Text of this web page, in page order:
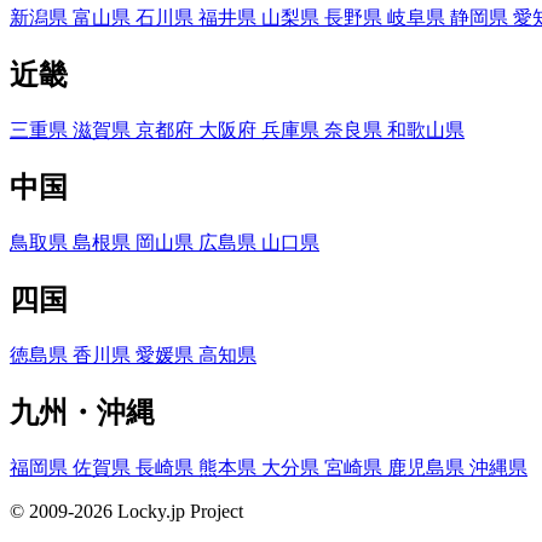
新潟県 富山県 石川県 福井県 山梨県 長野県 岐阜県 静岡県 愛
近畿
三重県 滋賀県 京都府 大阪府 兵庫県 奈良県 和歌山県
中国
鳥取県 島根県 岡山県 広島県 山口県
四国
徳島県 香川県 愛媛県 高知県
九州・沖縄
福岡県 佐賀県 長崎県 熊本県 大分県 宮崎県 鹿児島県 沖縄県
© 2009-2026 Locky.jp Project